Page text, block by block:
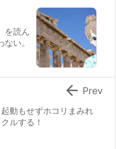
を読ん
い。
動もせずホコリまみれ
ルする！
 Prev